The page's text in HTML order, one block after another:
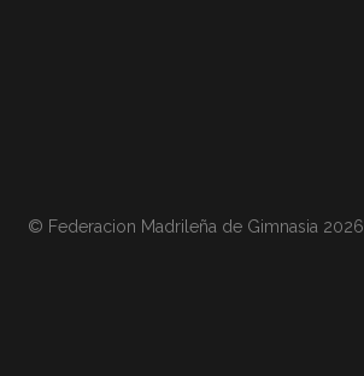
© Federacion Madrileña de Gimnasia 2026